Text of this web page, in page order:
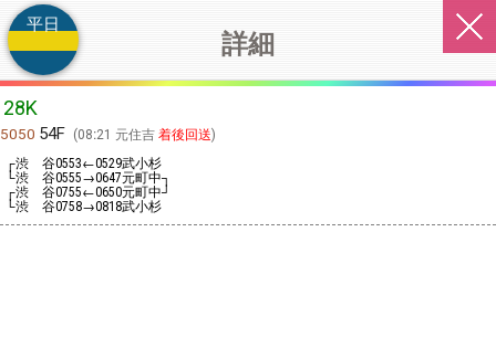
詳細
平日
28K
5050 54F 08:21 元住吉着後回送
┌渋 谷0553←0529武小杉
└渋 谷0555→0647元町中┐
┌渋 谷0755←0650元町中┘
└渋 谷0758→0818武小杉